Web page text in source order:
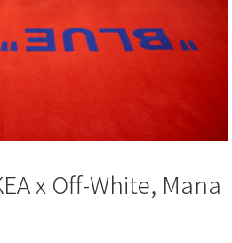
x Off-White, Mana